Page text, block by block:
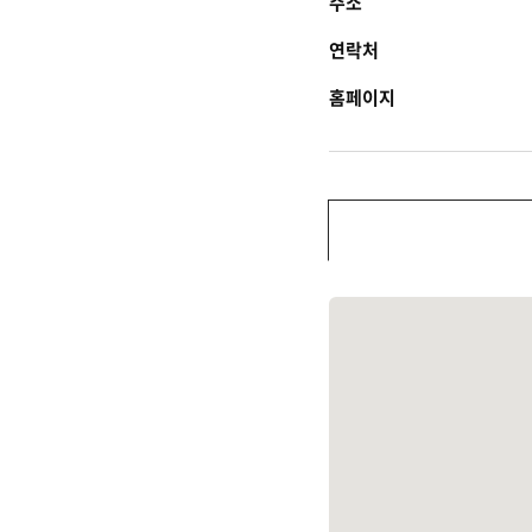
연락처
홈페이지